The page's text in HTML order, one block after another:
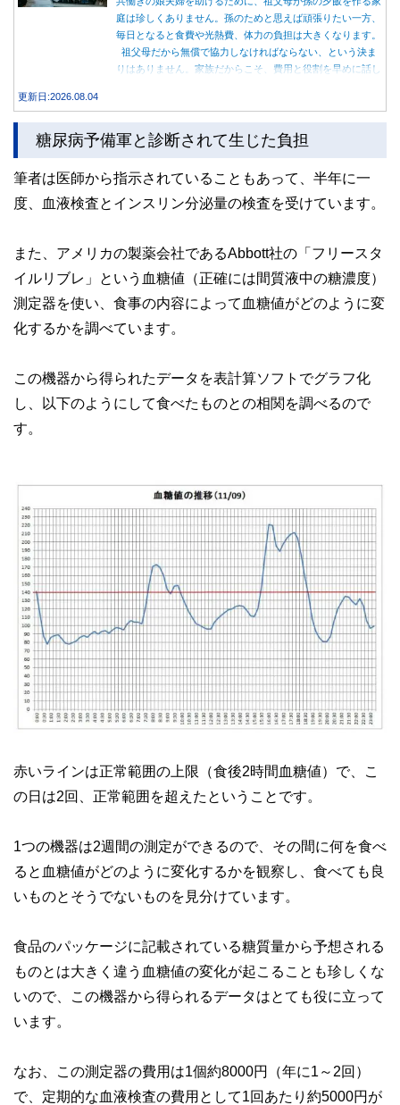
庭は珍しくありません。孫のためと思えば頑張りたい一方、
毎日となると食費や光熱費、体力の負担は大きくなります。
祖父母だから無償で協力しなければならない、という決ま
りはありません。家族だからこそ、費用と役割を早めに話し
更新日:2026.08.04
糖尿病予備軍と診断されて生じた負担
筆者は医師から指示されていることもあって、半年に一
度、血液検査とインスリン分泌量の検査を受けています。
また、アメリカの製薬会社であるAbbott社の「フリースタ
イルリブレ」という血糖値（正確には間質液中の糖濃度）
測定器を使い、食事の内容によって血糖値がどのように変
化するかを調べています。
この機器から得られたデータを表計算ソフトでグラフ化
し、以下のようにして食べたものとの相関を調べるので
す。
赤いラインは正常範囲の上限（食後2時間血糖値）で、こ
の日は2回、正常範囲を超えたということです。
1つの機器は2週間の測定ができるので、その間に何を食べ
ると血糖値がどのように変化するかを観察し、食べても良
いものとそうでないものを見分けています。
食品のパッケージに記載されている糖質量から予想される
ものとは大きく違う血糖値の変化が起こることも珍しくな
いので、この機器から得られるデータはとても役に立って
います。
なお、この測定器の費用は1個約8000円（年に1～2回）
で、定期的な血液検査の費用として1回あたり約5000円が